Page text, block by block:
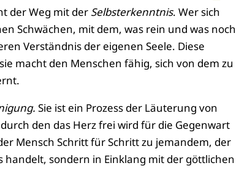
der Weg mit der Selbsterkenntnis. Wer sich
Schwächen, mit dem, was rein und was noch
Verständnis der eigenen Seele. Diese
macht den Menschen fähig, sich von dem zu
Sie ist ein Prozess der Läuterung von
den das Herz frei wird für die Gegenwart
Mensch Schritt für Schritt zu jemandem, der
sondern in Einklang mit der göttlichen